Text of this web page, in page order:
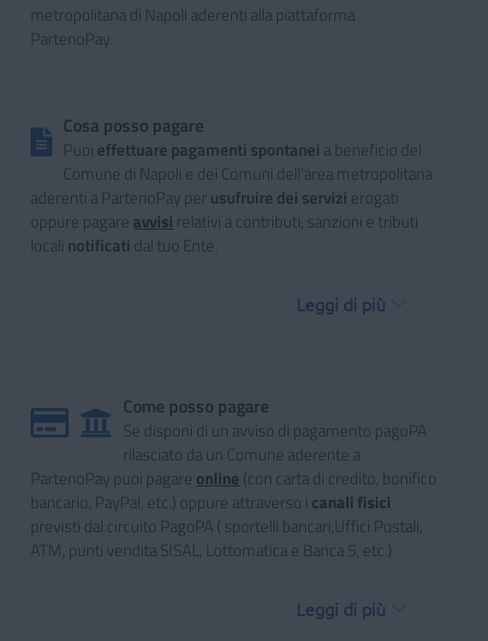
metropolitana di Napoli aderenti alla piattaforma
PartenoPay.
Cosa posso pagare
Puoi effettuare pagamenti spontanei a beneficio del
Comune di Napoli e dei Comuni dell'area metropolitana
aderenti a PartenoPay per usufruire dei servizi erogati
oppure pagare avvisi relativi a contributi, sanzioni e tributi
locali notificati dal tuo Ente.
Leggi di più
Come posso pagare
Se disponi di un avviso di pagamento pagoPA
rilasciato da un Comune aderente a
PartenoPay puoi pagare online (con carta di credito, bonifico
bancario, PayPal, etc.) oppure attraverso i canali fisici
previsti dal circuito PagoPA ( sportelli bancari,Uffici Postali,
ATM, punti vendita SISAL, Lottomatica e Banca 5, etc.)
Leggi di più